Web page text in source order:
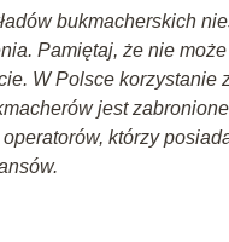
bukmacherskich
Pamiętaj, że nie
W Polsce korzystanie
jest
operatorów, którzy